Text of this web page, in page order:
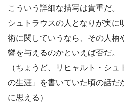
こういう詳細な描写は貴重だ。
シュトラウスの人となりが実に
術に関していうなら、その人柄
響を与えるのかといえば否だ。
（ちょうど、リヒャルト・シ
の生涯」を書いていた頃の話だ
に思える）